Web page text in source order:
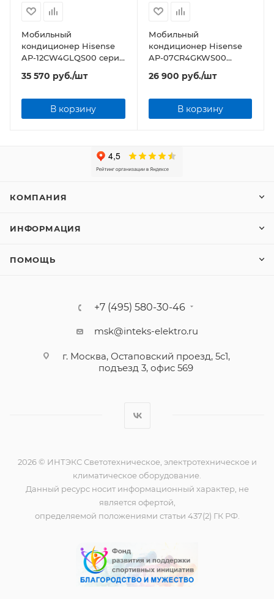
Мобильный
кондиционер Hisense
AP-12CW4GLQS00 серия
35 570 руб./шт
В корзину
Мобильный
кондиционер Hisense
AP-07CR4GKWS00
серия W-series
26 900 руб./шт
В корзину
КОМПАНИЯ
ИНФОРМАЦИЯ
ПОМОЩЬ
+7 (495) 580-30-46
msk@inteks-elektro.ru
г. Москва, Остаповский проезд, 5с1,
подъезд 3, офис 569
2026 © ИНТЭКС Светотехническое, электротехническое и
климатическое оборудование.
Данный ресурс носит информационный характер, не
является офертой,
определяемой положениями статьи 437(2) ГК РФ.